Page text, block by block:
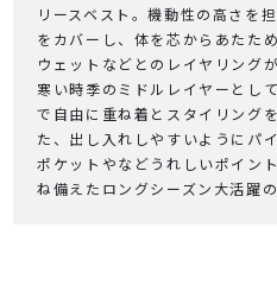
リースベスト。機動性の高さを
をカバーし、体を芯からあたた
ウェットなどとのレイヤリング
寒い時季のミドルレイヤーとし
で自由に重ね着とスタイリング
た、出し入れしやすいようにパ
ポケットやなどうれしいポイン
ね備えたロングシーズン大活躍の